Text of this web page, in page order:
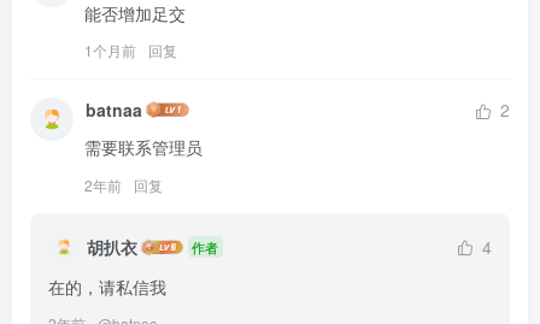
能否增加足交
1个月前 回复
batnaa
2
需要联系管理员
2年前 回复
胡扒衣 作者
4
在的，请私信我